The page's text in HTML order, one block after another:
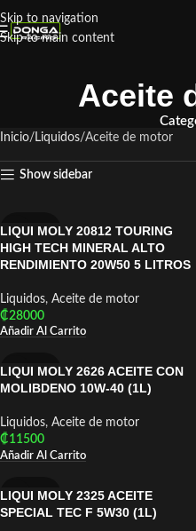
Skip to navigation
Skip to main content
Aceite
Inicio Liquidos Aceite de motor
Show sidebar
LIQUI MOLY
LIQUI MOLY 20812 TOURING
HIGH TECH MINERAL ALTO
RENDIMIENTO 20W50 5 LITROS
Liquidos, Aceite de motor
₡28000
Añadir Al Carrito
LIQUI MOLY
LIQUI MOLY 2626 ACEITE CON
MOLIBDENO 10W-40 (1L)
Liquidos, Aceite de motor
₡11500
Añadir Al Carrito
LIQUI MOLY
LIQUI MOLY 2325 ACEITE
SPECIAL TEC F 5W30 (1L)